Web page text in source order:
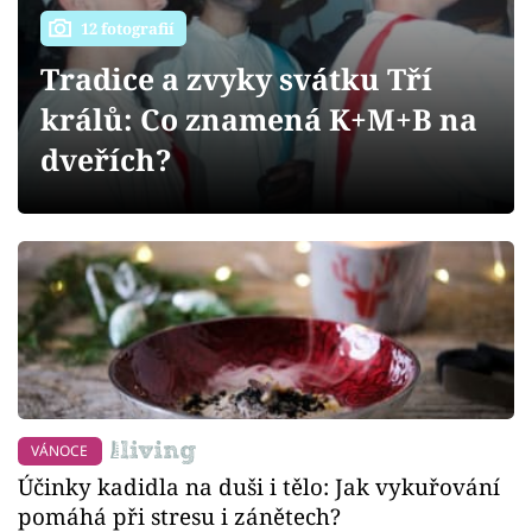
Přihlášení
Sledujte nás
12 fotografií
Tradice a zvyky svátku Tří
králů: Co znamená K+M+B na
dveřích?
VÁNOCE
Účinky kadidla na duši i tělo: Jak vykuřování
pomáhá při stresu i zánětech?